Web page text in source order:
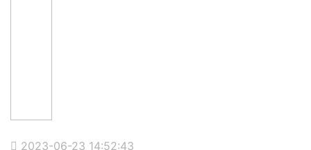
2023-06-23 14:52:43